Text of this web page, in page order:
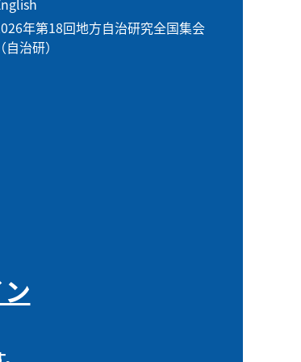
年第18回地方自治研究全国集会
（自治研）